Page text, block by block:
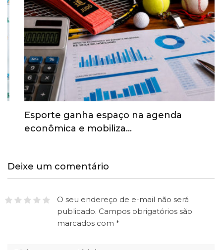
Esporte ganha espaço na agenda
econômica e mobiliza…
Deixe um comentário
O seu endereço de e-mail não será
publicado. Campos obrigatórios são
marcados com *